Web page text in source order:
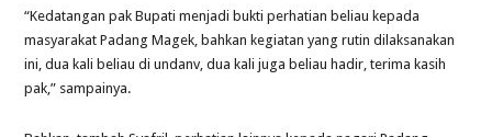
“Kedatangan pak Bupati menjadi bukti perhatian beliau kepada
masyarakat Padang Magek, bahkan kegiatan yang rutin dilaksanakan
ini, dua kali beliau di undanv, dua kali juga beliau hadir, terima kasih
pak,” sampainya.